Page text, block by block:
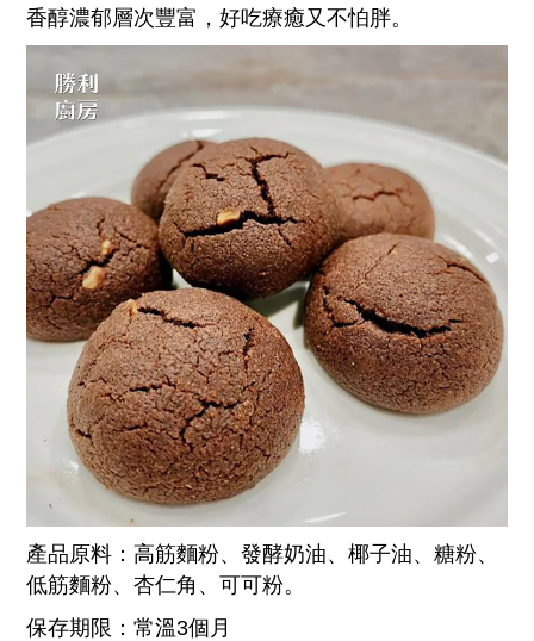
香醇濃郁層次豐富，好吃療癒又不怕胖。
產品原料：高筋麵粉、發酵奶油、椰子油、糖粉、
低筋麵粉、杏仁角、可可粉。
保存期限：常溫3個月